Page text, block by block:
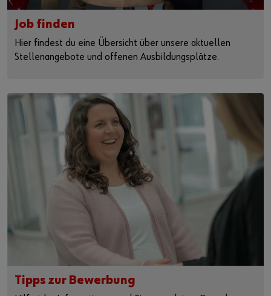
Job finden
Hier findest du eine Übersicht über unsere aktuellen
Stellenangebote und offenen Ausbildungsplätze.
Tipps zur Bewerbung